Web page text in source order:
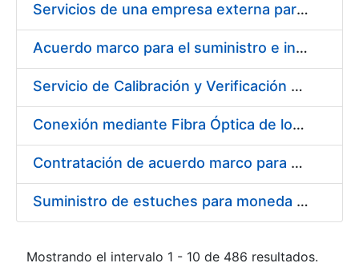
Servicios de una empresa externa para el asesoramiento y resolución de los recursos de alzada que se presentan relacionados con procesos de selección para la FNMT-RCM
Acuerdo marco para el suministro e instalación de persianas, estores y otros complementos
Servicio de Calibración y Verificación Externa de los Equipos de Medición del Servicio de Prevención de la FNMT-RCM
Conexión mediante Fibra Óptica de los Centros de Proceso de Datos (CPDs) de las sedes de la FNMT-RCM de Burgos y Madrid
Contratación de acuerdo marco para el Suministro de Material de Electricidad para la Fábrica Nacional de Moneda y Timbre-Real Casa de la Moneda en su centro de trabajo de Burgos
Suministro de estuches para moneda de 30 €
Mostrando el intervalo 1 - 10 de 486 resultados.